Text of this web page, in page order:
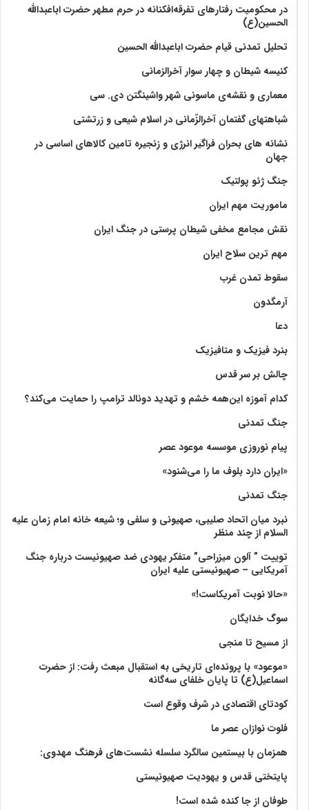
در محکومیت رفتارهای تفرقه‌افکنانه در حرم مطهر حضرت اباعبدالله
الحسین(ع)
تحلیل تمدنی قیام حضرت اباعبدالله الحسین
کنیسه شیطان و چهار سوار آخرالزمانی
معماری و نقشه‌ی ماسونی شهر واشينگتن دی. سی
شباهتهای گفتمان آخر‌الزّمانی در اسلام شیعی و زرتشتی
نشانه های بحران فراگیر انرژی و زنجیره تامین کالاهای اساسی در
جهان
جنگ ژئو پولتیک
ماموریت مهم ایران
نقش مجامع مخفی شیطان پرستی در جنگ ایران
مهم ترین سلاح ایران
سقوط تمدن غرب
آرمگدون
دعا
بنرد فیزیک و متافیزیک
چالش بر سر قدس
کدام آموزه این‌همه خشم و تهدید دونالد ترامپ را حمایت می‌کند؟
جنگ تمدنی
پیام نوروزی موسسه موعود عصر
«ایران دارد بلوف ما را می‌شنود»
جنگ تمدنی
نبرد میان اتحاد صلیبی، صهیونی و سلفی و؛ شیعه خانه امام زمان علیه
السلام از چند منظر
توییت ” آلون میزراحی” متفکر یهودی ضد صهیونیست درباره جنگ
آمریکایی – صهیونیستی علیه ایران
«حالا نوبت آمریکاست!»
سوگ خدایگان
از مسیح تا منجی
«موعود» با پرونده‌ای تاریخی به استقبال مبعث رفت: از حضرت
اسماعیل(ع) تا پایان خلفای سه‌گانه
کودتای اقتصادی در شرف وقوع است
فلوت نوازان عصر ما
همزمان با بیستمین سالگرد سلسله نشست‌های فرهنگ مهدوی:‌
پایتختی قدس و یهودیت صهیونیستی
طوفان از جا کنده شده است!